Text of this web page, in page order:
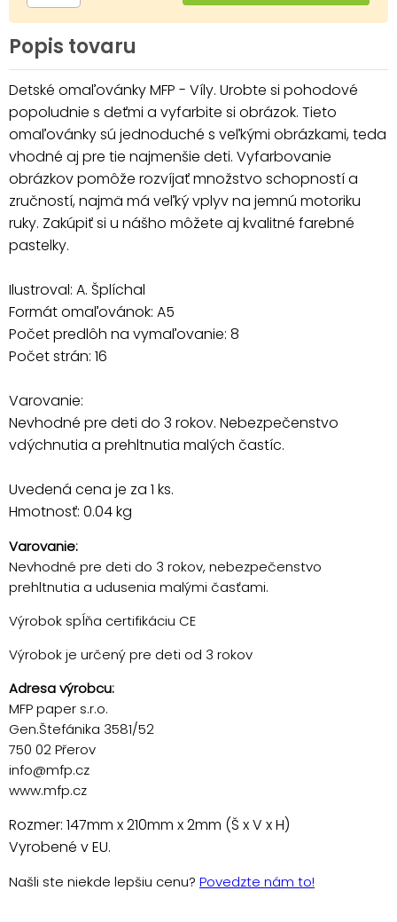
Popis tovaru
Detské omaľovánky MFP - Víly. Urobte si pohodové
popoludnie s deťmi a vyfarbite si obrázok. Tieto
omaľovánky sú jednoduché s veľkými obrázkami, teda
vhodné aj pre tie najmenšie deti. Vyfarbovanie
obrázkov pomôže rozvíjať množstvo schopností a
zručností, najmä má veľký vplyv na jemnú motoriku
ruky. Zakúpiť si u nášho môžete aj kvalitné farebné
pastelky.
Ilustroval: A. Šplíchal
Formát omaľovánok: A5
Počet predlôh na vymaľovanie: 8
Počet strán: 16
Varovanie:
Nevhodné pre deti do 3 rokov. Nebezpečenstvo
vdýchnutia a prehltnutia malých častíc.
Uvedená cena je za 1 ks.
Hmotnosť: 0.04 kg
Varovanie:
Nevhodné pre deti do 3 rokov, nebezpečenstvo
prehltnutia a udusenia malými časťami.
Výrobok spĺňa certifikáciu CE
Výrobok je určený pre deti od 3 rokov
Adresa výrobcu:
MFP paper s.r.o.
Gen.Štefánika 3581/52
750 02 Přerov
info@mfp.cz
www.mfp.cz
Rozmer: 147mm x 210mm x 2mm (Š x V x H)
Vyrobené v EU.
Našli ste niekde lepšiu cenu? Povedzte nám to!